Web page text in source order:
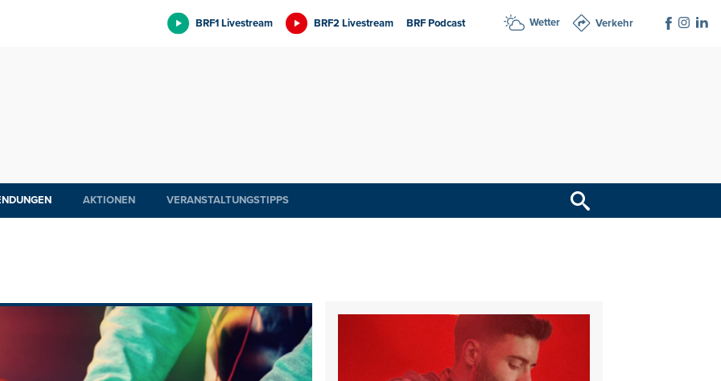
BRF1 Livestream BRF2 Livestream BRF Podcast Wetter Verkehr
AKTIONEN VERANSTALTUNGSTIPPS